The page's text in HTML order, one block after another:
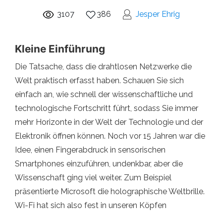
3107 386 Jesper Ehrig
Kleine Einführung
Die Tatsache, dass die drahtlosen Netzwerke die
Welt praktisch erfasst haben. Schauen Sie sich
einfach an, wie schnell der wissenschaftliche und
technologische Fortschritt führt, sodass Sie immer
mehr Horizonte in der Welt der Technologie und der
Elektronik öffnen können. Noch vor 15 Jahren war die
Idee, einen Fingerabdruck in sensorischen
Smartphones einzuführen, undenkbar, aber die
Wissenschaft ging viel weiter. Zum Beispiel
präsentierte Microsoft die holographische Weltbrille.
Wi-Fi hat sich also fest in unseren Köpfen